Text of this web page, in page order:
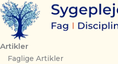
Gå
til
indholdet
Artikler
Faglige Artikler